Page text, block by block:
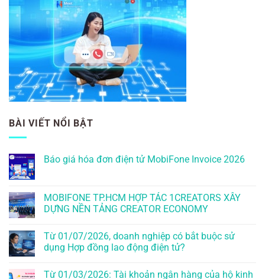
BÀI VIẾT NỔI BẬT
Báo giá hóa đơn điện tử MobiFone Invoice 2026
MOBIFONE TP.HCM HỢP TÁC 1CREATORS XÂY
DỰNG NỀN TẢNG CREATOR ECONOMY
Từ 01/07/2026, doanh nghiệp có bắt buộc sử
dụng Hợp đồng lao động điện tử?
Từ 01/03/2026: Tài khoản ngân hàng của hộ kinh